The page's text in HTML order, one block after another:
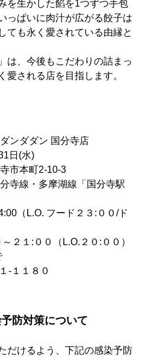
を生かした餡を1つずつ手包
っぱいに肉汁が広がる餃子は
ても永く愛されている由縁と
、今後もこだわりの詰まっ
愛される店を目指します。
ンダダン 国分寺店
日(水)
本町2-10-3
寺線・多摩湖線「国分寺駅
（L.O. フード２３:００/ド
２１:００（L.O.２０:００）
-１１８０
防対策について
だけるよう、下記の感染予防